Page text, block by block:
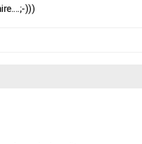
)))